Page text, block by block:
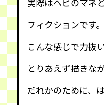
フィクションです。
こんな感じで力抜
とりあえず描きな
だれかのために、